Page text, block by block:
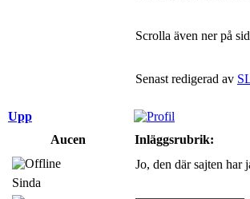
Scrolla även ner på
Senast redigerad av
Upp
Aucen
Inläggsrubrik:
Sinda
Jo, den där sajten har